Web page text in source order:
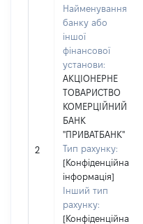
2
Найменування
банку або
іншої
фінансової
установи:
АКЦІОНЕРНЕ
ТОВАРИСТВО
КОМЕРЦІЙНИЙ
БАНК
"ПРИВАТБАНК"
Тип рахунку:
[Конфіденційна
інформація]
Інший тип
рахунку:
[Конфіденційна